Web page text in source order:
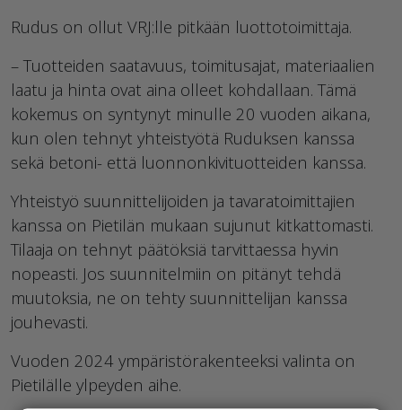
Rudus on ollut VRJ:lle pitkään luottotoimittaja.
– Tuotteiden saatavuus, toimitusajat, materiaalien
laatu ja hinta ovat aina olleet kohdallaan. Tämä
kokemus on syntynyt minulle 20 vuoden aikana,
kun olen tehnyt yhteistyötä Ruduksen kanssa
sekä betoni- että luonnonkivituotteiden kanssa.
Yhteistyö suunnittelijoiden ja tavaratoimittajien
kanssa on Pietilän mukaan sujunut kitkattomasti.
Tilaaja on tehnyt päätöksiä tarvittaessa hyvin
nopeasti. Jos suunnitelmiin on pitänyt tehdä
muutoksia, ne on tehty suunnittelijan kanssa
jouhevasti.
Vuoden 2024 ympäristörakenteeksi valinta on
Pietilälle ylpeyden aihe.